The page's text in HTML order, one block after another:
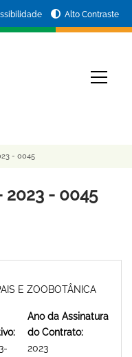
Alto Contraste
- 0045
2023 - 0045
E ZOOBOTÂNICA
Ano da Assinatura
do Contrato:
2023